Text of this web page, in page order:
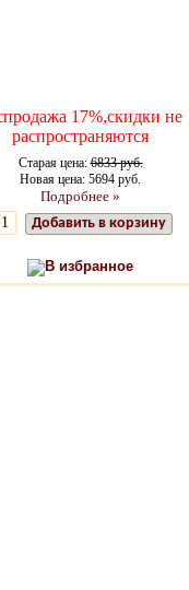
17%,скидки не
распространяются
Старая цена:6833 руб.
Новая цена: 5694 руб.
Подробнее »
Добавить в корзину
В избранное